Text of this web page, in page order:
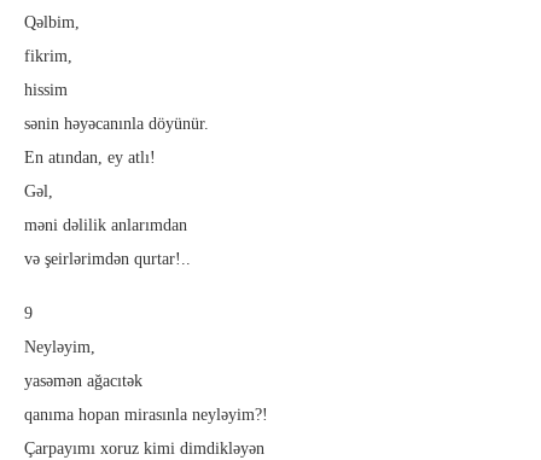
Qəlbim,
fikrim,
hissim
sənin həyəcanınla döyünür.
En atından, ey atlı!
Gəl,
məni dəlilik anlarımdan
və şeirlərimdən qurtar!..
9
Neyləyim,
yasəmən ağacıtək
qanıma hopan mirasınla neyləyim?!
Çarpayımı xoruz kimi dimdikləyən